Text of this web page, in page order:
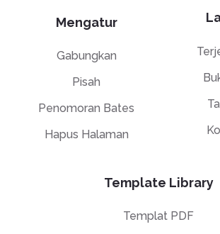
Mengatur
Gabungkan
Pisah
Penomoran Bates
Hapus Halaman
Template Library
Templat PDF